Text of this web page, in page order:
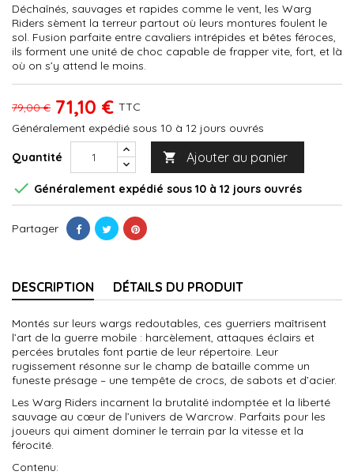
Déchaînés, sauvages et rapides comme le vent, les Warg
Riders sèment la terreur partout où leurs montures foulent le
sol. Fusion parfaite entre cavaliers intrépides et bêtes féroces,
ils forment une unité de choc capable de frapper vite, fort, et là
où on s’y attend le moins.
79,00 € 71,10 € TTC
Généralement expédié sous 10 à 12 jours ouvrés
Quantité  Ajouter au panier
 Généralement expédié sous 10 à 12 jours ouvrés
Partager
DESCRIPTION DÉTAILS DU PRODUIT
Montés sur leurs wargs redoutables, ces guerriers maîtrisent
l’art de la guerre mobile : harcèlement, attaques éclairs et
percées brutales font partie de leur répertoire. Leur
rugissement résonne sur le champ de bataille comme un
funeste présage – une tempête de crocs, de sabots et d’acier.
Les Warg Riders incarnent la brutalité indomptée et la liberté
sauvage au cœur de l’univers de Warcrow. Parfaits pour les
joueurs qui aiment dominer le terrain par la vitesse et la
férocité.
Contenu: